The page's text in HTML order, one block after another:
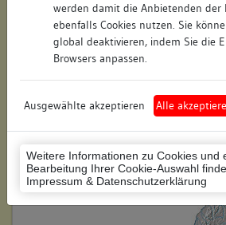
werden damit die Anbietenden der
ebenfalls Cookies nutzen. Sie
global deaktivieren, indem Sie die
Browsers anpassen.
Ausgewählte akzeptieren Alle
Weitere Informationen zu Cookies und
Bearbeitung Ihrer Cookie-Auswahl
Impressum & Datenschutzerklärung
Wohnplatzschlüssel:
Flurstücknummer:
Historischer Straßenname:
Lage des Wohnplatzes: